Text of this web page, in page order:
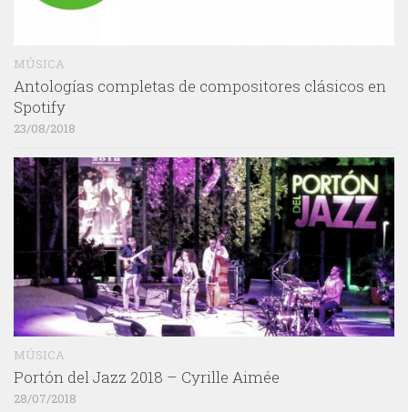
MÚSICA
Antologías completas de compositores clásicos en
Spotify
23/08/2018
MÚSICA
Portón del Jazz 2018 – Cyrille Aimée
28/07/2018